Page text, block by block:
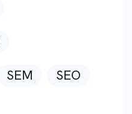
SEM SEO